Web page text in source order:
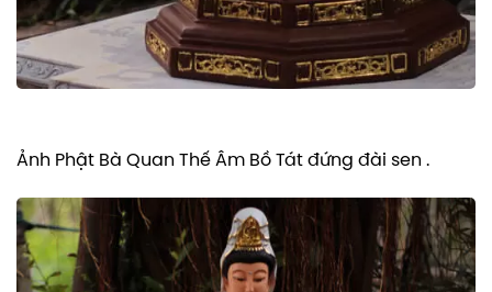
Ảnh Phật Bà Quan Thế Âm Bồ Tát đứng đài sen .